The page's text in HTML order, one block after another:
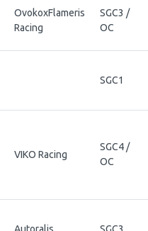
OvokoxFlameris
Racing
SGC3 /
OC
SGC1
VIKO Racing
SGC4 /
OC
Autoralis SGC3